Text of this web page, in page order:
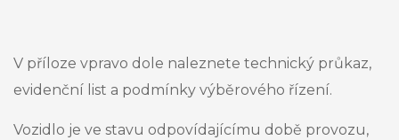
V příloze vpravo dole naleznete technický průkaz,
evidenční list a podmínky výběrového řízení.
Vozidlo je ve stavu odpovídajícímu době provozu,